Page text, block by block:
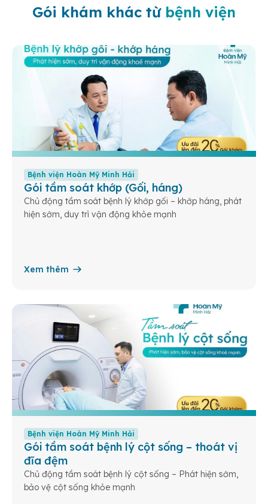
Gói khám khác từ bệnh viện
Bệnh viện Hoàn Mỹ Minh Hải
Gói tầm soát khớp (Gối, háng)
Chủ động tầm soát bệnh lý khớp gối – khớp háng, phát
hiện sớm, duy trì vận động khỏe mạnh
Xem thêm
Bệnh viện Hoàn Mỹ Minh Hải
Gói tầm soát bệnh lý cột sống – thoát vị
đĩa đệm
Chủ động tầm soát bệnh lý cột sống – Phát hiện sớm,
bảo vệ cột sống khỏe mạnh